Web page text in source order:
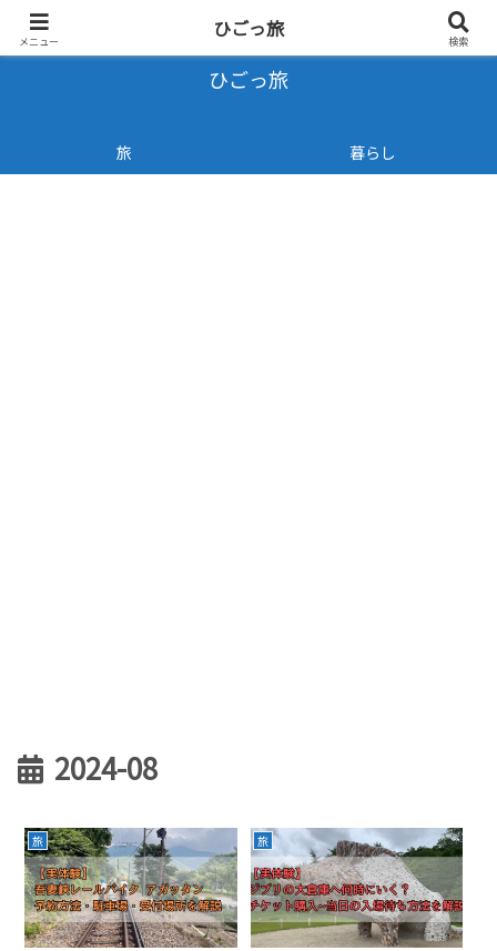
- 旅と暮らしのブログ -
ひごっ旅
旅 暮らし
2024-08
旅 旅
メニュー
ひごっ旅
検索